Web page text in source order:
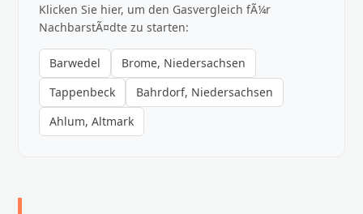
Klicken Sie hier, um den Gasvergleich fÃ¼r
NachbarstÃ¤dte zu starten:
Barwedel
Brome, Niedersachsen
Tappenbeck
Bahrdorf, Niedersachsen
Ahlum, Altmark